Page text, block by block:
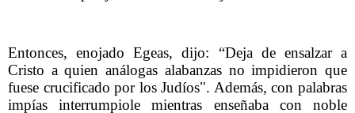
Entonces, enojado Egeas, dijo: “Deja de ensalzar a
Cristo a quien análogas alabanzas no impidieron que
fuese crucificado por los Judíos". Además, con palabras
impías interrumpiole mientras enseñaba con noble